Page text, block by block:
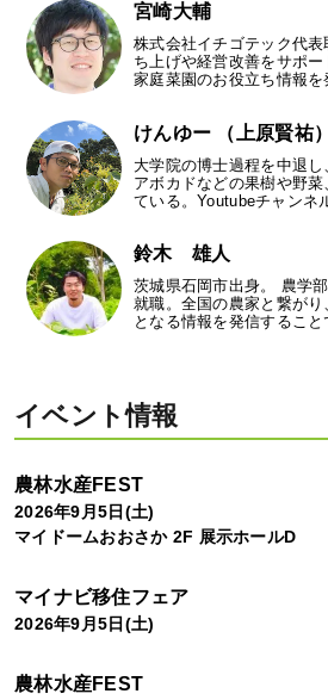
宮崎大輔
株式会社イチゴテック代
ち上げや経営改善をサポ
家庭菜園のお役立ち情報
けんゆー （上原賢祐）
大学院の博士過程を中退
アボカドなどの果樹や野
ている。Youtubeチャンネ
鈴木 雄人
茨城県石岡市出身。 農学
就職。全国の農家と繋が
となる情報を発信するこ
イベント情報
農林水産FEST
2026年9月5日(土)
マイドームおおさか 2F 展示ホールD
マイナビ移住フェア
2026年9月5日(土)
農林水産FEST